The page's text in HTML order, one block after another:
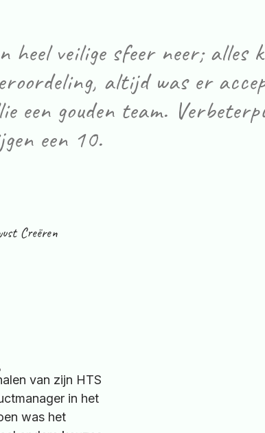
heel veilige sfeer neer;
altijd was er
een gouden team.
een 10.
Creëren
van zijn HTS
in het
was het